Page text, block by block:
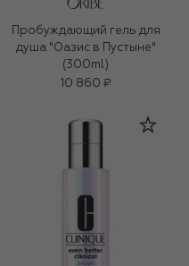
Пробуждающий гель для
душа "Оазис в Пустыне"
(300ml)
10 860 ₽